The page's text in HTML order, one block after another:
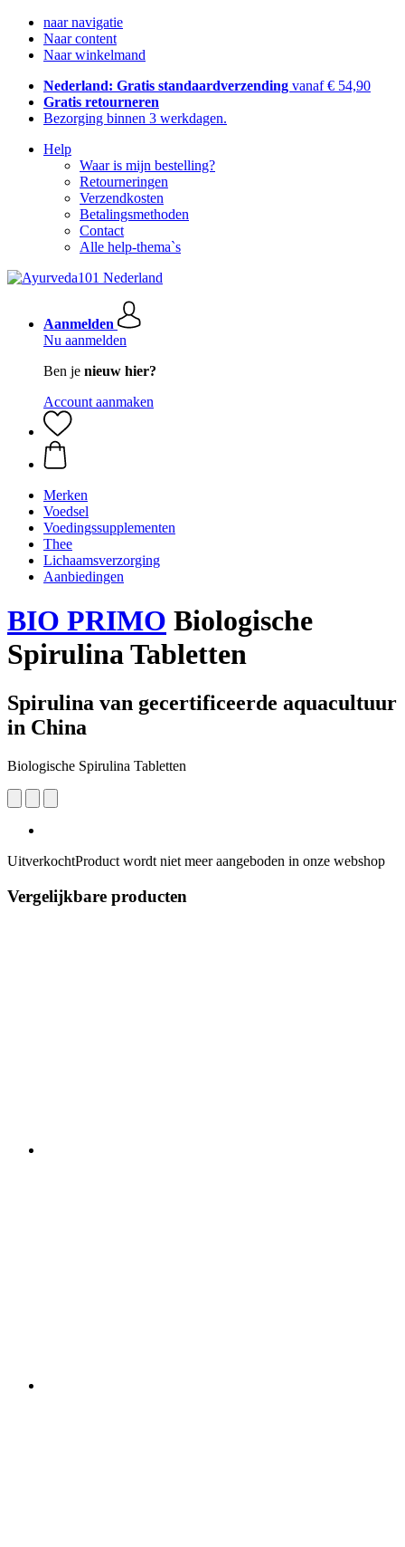
naar navigatie
Naar content
Naar winkelmand
Nederland: Gratis standaardverzending vanaf € 54,90
Gratis retourneren
Bezorging binnen 3 werkdagen.
Help
Waar is mijn bestelling?
Retourneringen
Verzendkosten
Betalingsmethoden
Contact
Alle help-thema`s
Aanmelden
Nu aanmelden
Ben je nieuw hier?
Account aanmaken
Merken
Voedsel
Voedingssupplementen
Thee
Lichaamsverzorging
Aanbiedingen
BIO PRIMO Biologische
Spirulina Tabletten
Spirulina van gecertificeerde aquacultuur
in China
Biologische Spirulina Tabletten
UitverkochtProduct wordt niet meer aangeboden in onze webshop
Vergelijkbare producten